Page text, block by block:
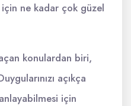
ne kadar çok güzel
konulardan biri,
açıkça
için